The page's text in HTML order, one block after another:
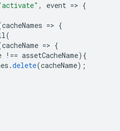
, event => {
cacheNames => {
(
cacheName => {
!== assetCacheName){
.delete(cacheName);